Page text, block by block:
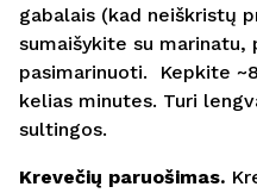
gabalais (kad neiškristų
sumaišykite su marinatu,
pasimarinuoti. Kepkite
kelias minutes. Turi
sultingos.
Krevečių paruošimas.